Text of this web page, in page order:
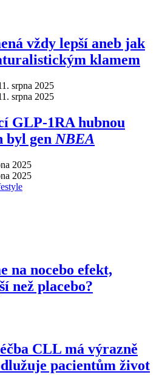
vždy lepší aneb jak
klamem
srpna 2025
srpna 2025
GLP-1RA hubnou
byl gen NBEA
2025
2025
na nocebo efekt,
než placebo?
CLL má výrazně
pacientům život